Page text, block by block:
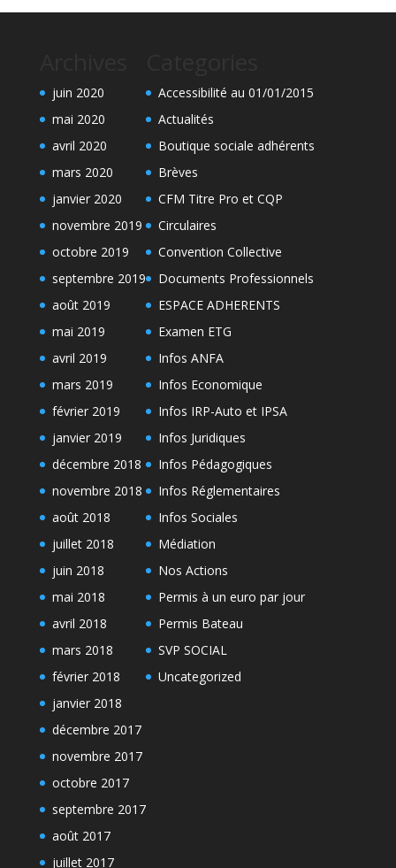
juin 2020
mai 2020
avril 2020
mars 2020
janvier 2020
novembre 2019
octobre 2019
septembre 2019
août 2019
mai 2019
avril 2019
mars 2019
février 2019
janvier 2019
décembre 2018
novembre 2018
août 2018
juillet 2018
juin 2018
mai 2018
avril 2018
mars 2018
février 2018
janvier 2018
décembre 2017
novembre 2017
octobre 2017
septembre 2017
août 2017
juillet 2017
Accessibilité au 01/01/2015
Actualités
Boutique sociale adhérents
Brèves
CFM Titre Pro et CQP
Circulaires
Convention Collective
Documents Professionnels
ESPACE ADHERENTS
Examen ETG
Infos ANFA
Infos Economique
Infos IRP-Auto et IPSA
Infos Juridiques
Infos Pédagogiques
Infos Réglementaires
Infos Sociales
Médiation
Nos Actions
Permis à un euro par jour
Permis Bateau
SVP SOCIAL
Uncategorized